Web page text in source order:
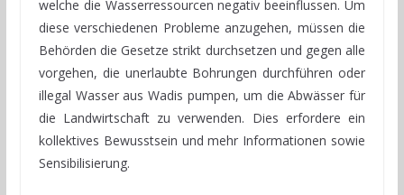
welche die Wasserressourcen negativ beeinflussen. Um
diese verschiedenen Probleme anzugehen, müssen die
Behörden die Gesetze strikt durchsetzen und gegen alle
vorgehen, die unerlaubte Bohrungen durchführen oder
illegal Wasser aus Wadis pumpen, um die Abwässer für
die Landwirtschaft zu verwenden. Dies erfordere ein
kollektives Bewusstsein und mehr Informationen sowie
Sensibilisierung.